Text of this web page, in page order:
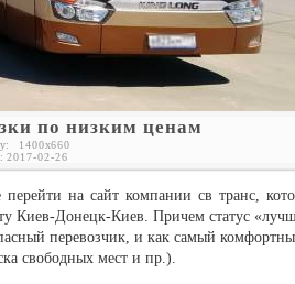
по низким ценам
1400x660
2017-02-26
на сайт компании св транс,
Киев-Донецк-Киев. Причем статус
перевозчик, и как самый
свободных мест и пр.).